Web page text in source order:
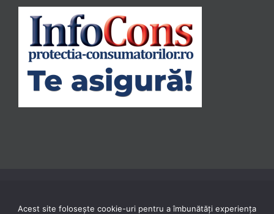
Acest site folosește cookie-uri pentru a îmbunătăți experiența